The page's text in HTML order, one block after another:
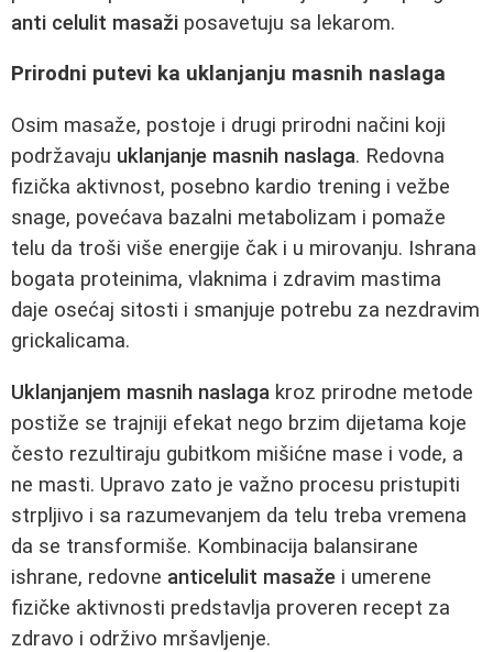
anti celulit masaži posavetuju sa lekarom.
Prirodni putevi ka uklanjanju masnih naslaga
Osim masaže, postoje i drugi prirodni načini koji
podržavaju uklanjanje masnih naslaga. Redovna
fizička aktivnost, posebno kardio trening i vežbe
snage, povećava bazalni metabolizam i pomaže
telu da troši više energije čak i u mirovanju. Ishrana
bogata proteinima, vlaknima i zdravim mastima
daje osećaj sitosti i smanjuje potrebu za nezdravim
grickalicama.
Uklanjanjem masnih naslaga kroz prirodne metode
postiže se trajniji efekat nego brzim dijetama koje
često rezultiraju gubitkom mišićne mase i vode, a
ne masti. Upravo zato je važno procesu pristupiti
strpljivo i sa razumevanjem da telu treba vremena
da se transformiše. Kombinacija balansirane
ishrane, redovne anticelulit masaže i umerene
fizičke aktivnosti predstavlja proveren recept za
zdravo i održivo mršavljenje.